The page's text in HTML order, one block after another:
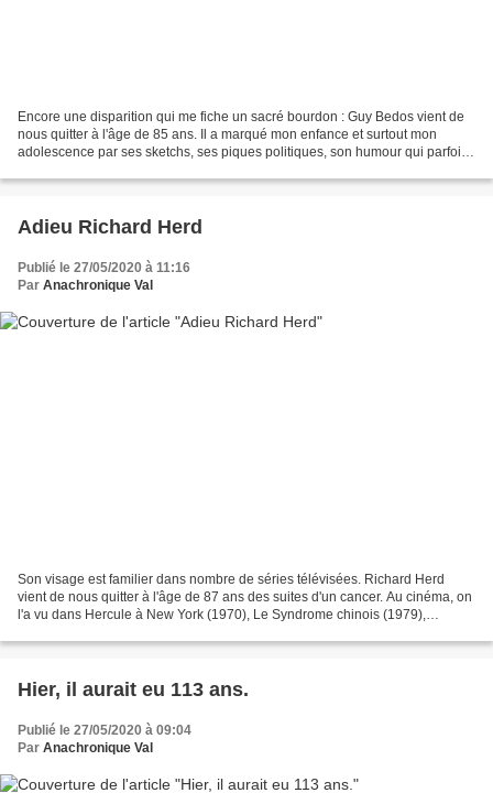
Encore une disparition qui me fiche un sacré bourdon : Guy Bedos vient de
nous quitter à l'âge de 85 ans. Il a marqué mon enfance et surtout mon
adolescence par ses sketchs, ses piques politiques, son humour qui parfois
Adieu Richard Herd
Publié le 27/05/2020 à 11:16
Par Anachronique Val
Son visage est familier dans nombre de séries télévisées. Richard Herd
vient de nous quitter à l'âge de 87 ans des suites d'un cancer. Au cinéma, on
l'a vu dans Hercule à New York (1970), Le Syndrome chinois (1979),
Hier, il aurait eu 113 ans.
Publié le 27/05/2020 à 09:04
Par Anachronique Val